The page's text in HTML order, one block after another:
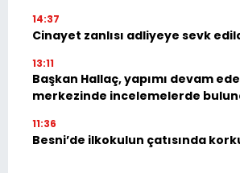
14:37
Cinayet zanlısı adliyeye sevk
13:11
Başkan Hallaç, yapımı devam
merkezinde incelemelerde
11:36
Besni’de ilkokulun çatısında